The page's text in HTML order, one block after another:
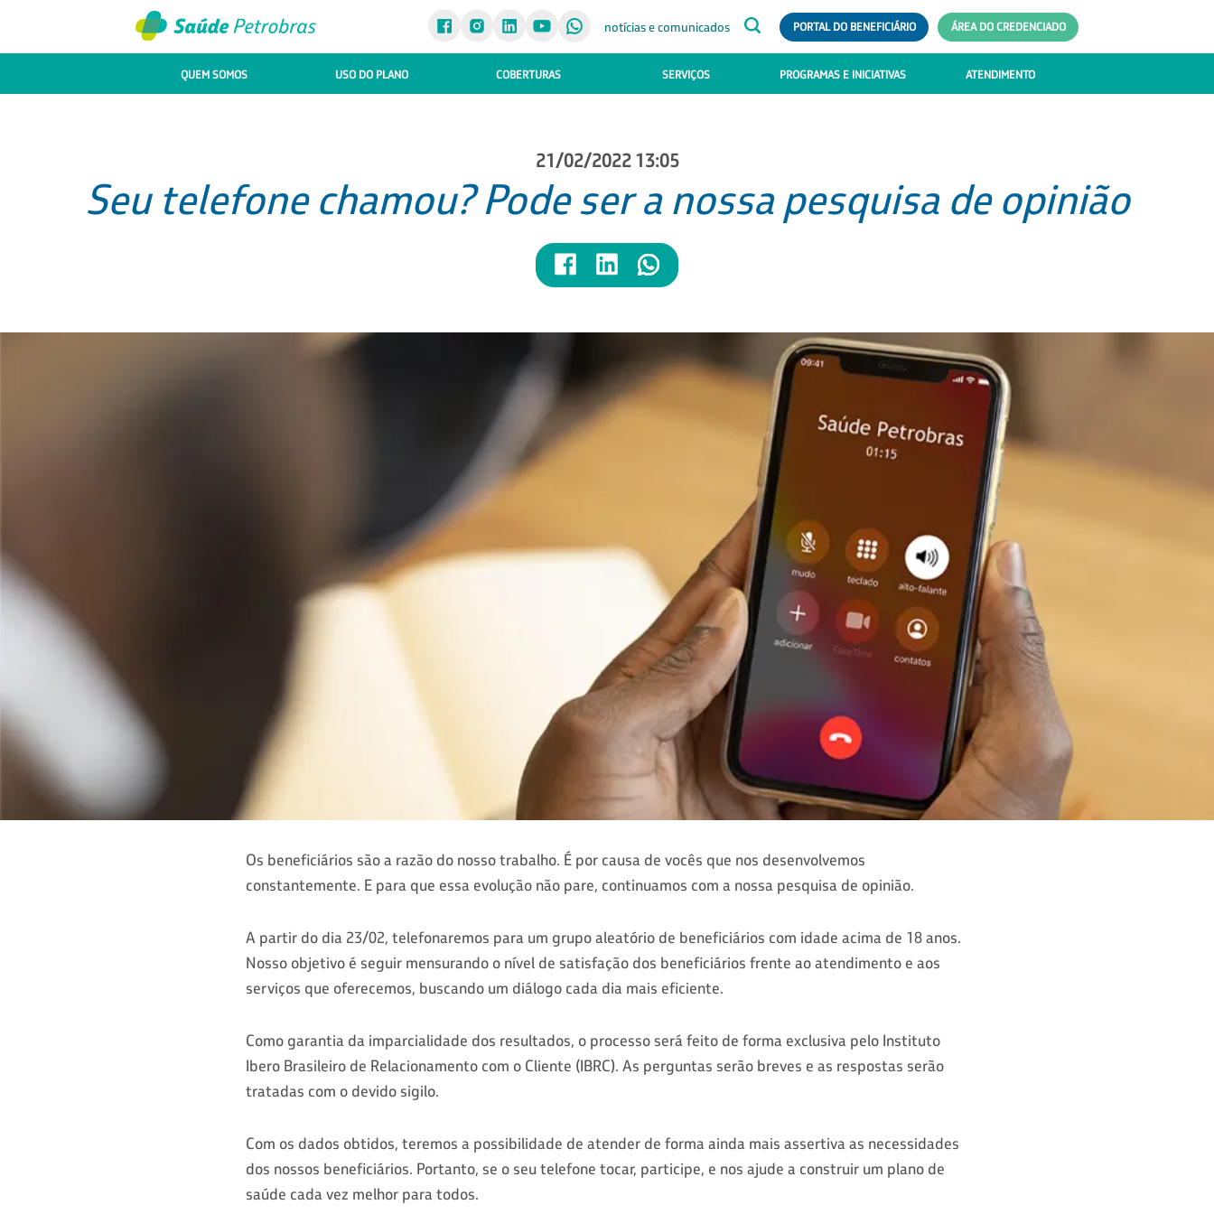
notícias e comunicados PORTAL DO BENEFICIÁRIO ÁREA DO CREDENCIADO
QUEM SOMOS USO DO PLANO COBERTURAS SERVIÇOS PROGRAMAS E INICIATIVAS ATENDIMENTO
21/02/2022 13:05
Seu telefone chamou? Pode ser a nossa pesquisa de opinião
Os beneficiários são a razão do nosso trabalho. É por causa de vocês que nos desenvolvemos
constantemente. E para que essa evolução não pare, continuamos com a nossa pesquisa de opinião.
A partir do dia 23/02, telefonaremos para um grupo aleatório de beneficiários com idade acima de 18 anos.
Nosso objetivo é seguir mensurando o nível de satisfação dos beneficiários frente ao atendimento e aos
serviços que oferecemos, buscando um diálogo cada dia mais eficiente.
Como garantia da imparcialidade dos resultados, o processo será feito de forma exclusiva pelo Instituto
Ibero Brasileiro de Relacionamento com o Cliente (IBRC). As perguntas serão breves e as respostas serão
tratadas com o devido sigilo.
Com os dados obtidos, teremos a possibilidade de atender de forma ainda mais assertiva as necessidades
dos nossos beneficiários. Portanto, se o seu telefone tocar, participe, e nos ajude a construir um plano de
saúde cada vez melhor para todos.